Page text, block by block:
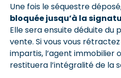
Une fois le séquestre
bloquée jusqu’à la
Elle sera ensuite déduite du
vente. Si vous vous
impartis, l’agent immobilier
restituera l’intégralité de la